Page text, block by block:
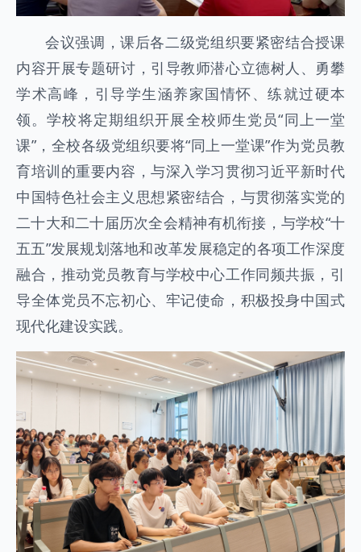
会议强调，课后各二级党组织要紧密结合授课
内容开展专题研讨，引导教师潜心立德树人、勇攀
学术高峰，引导学生涵养家国情怀、练就过硬本
领。学校将定期组织开展全校师生党员“同上一堂
课”，全校各级党组织要将“同上一堂课”作为党员教
育培训的重要内容，与深入学习贯彻习近平新时代
中国特色社会主义思想紧密结合，与贯彻落实党的
二十大和二十届历次全会精神有机衔接，与学校“十
五五”发展规划落地和改革发展稳定的各项工作深度
融合，推动党员教育与学校中心工作同频共振，引
导全体党员不忘初心、牢记使命，积极投身中国式
现代化建设实践。